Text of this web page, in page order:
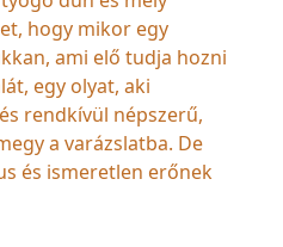
hogy mikor egy
ami elő tudja hozni
egy olyat, aki
rendkívül népszerű,
a varázslatba. De
és ismeretlen erőnek